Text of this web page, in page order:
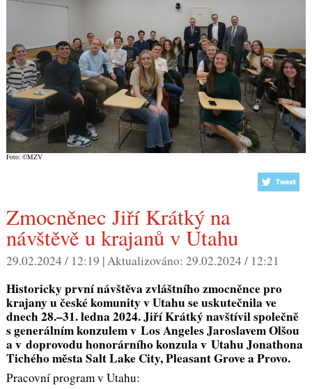
Foto: ©MZV
Zmocněnec Jiří Krátký na
návštěvě u krajanů v Utahu
29.02.2024 / 12:19 |Aktualizováno: 29.02.2024 / 12:21
Historicky první návštěva zvláštního zmocněnce pro
krajany u české komunity v Utahu se uskutečnila ve
dnech 28.–31. ledna 2024. Jiří Krátký navštívil společně
s generálním konzulem v Los Angeles Jaroslavem Olšou
a v doprovodu honorárního konzula v Utahu Jonathona
Tichého města Salt Lake City, Pleasant Grove a Provo.
Pracovní program v Utahu: